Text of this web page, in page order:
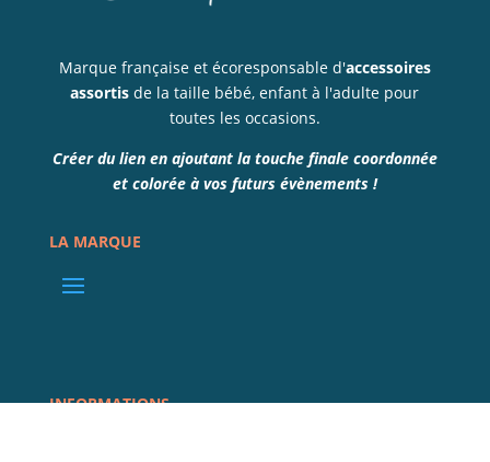
Marque française et écoresponsable d'accessoires
assortis de la taille bébé, enfant à l'adulte pour
toutes les occasions.
Créer du lien en ajoutant la touche finale coordonnée
et colorée à vos futurs évènements !
LA MARQUE
INFORMATIONS